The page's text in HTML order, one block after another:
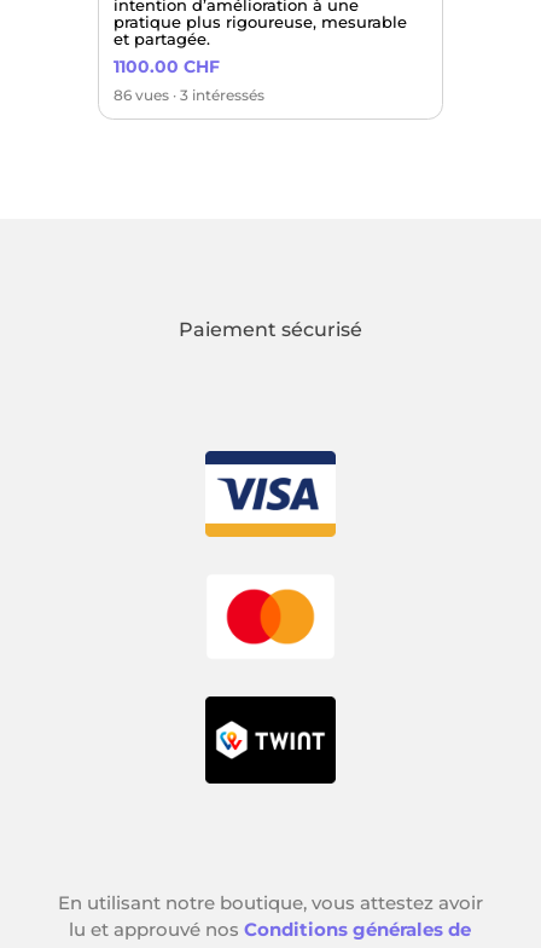
intention d’amélioration à une
pratique plus rigoureuse, mesurable
et partagée.
1100.00 CHF
86 vues · 3 intéressés
Paiement sécurisé
En utilisant notre boutique, vous attestez avoir
lu et approuvé nosConditions générales de